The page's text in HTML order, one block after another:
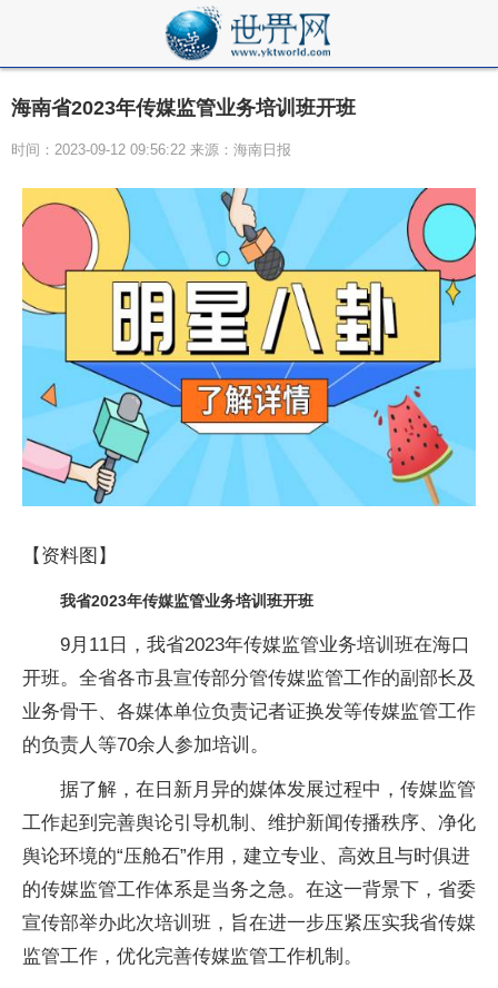
海南省2023年传媒监管业务培训班开班
时间：2023-09-12 09:56:22 来源：海南日报
【资料图】
我省2023年传媒监管业务培训班开班
9月11日，我省2023年传媒监管业务培训班在海口
开班。全省各市县宣传部分管传媒监管工作的副部长及
业务骨干、各媒体单位负责记者证换发等传媒监管工作
的负责人等70余人参加培训。
据了解，在日新月异的媒体发展过程中，传媒监管
工作起到完善舆论引导机制、维护新闻传播秩序、净化
舆论环境的“压舱石”作用，建立专业、高效且与时俱进
的传媒监管工作体系是当务之急。在这一背景下，省委
宣传部举办此次培训班，旨在进一步压紧压实我省传媒
监管工作，优化完善传媒监管工作机制。